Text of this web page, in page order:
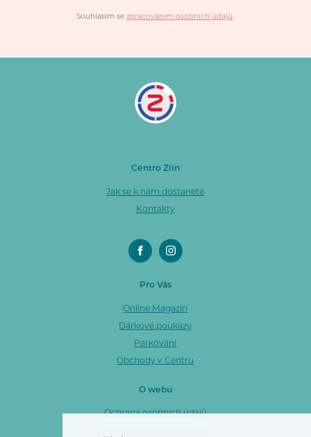
Souhlasím sezpracováním osobních údajů.
Centro Zlín
Jak se k nám dostanete
Kontakty
Pro Vás
Online Magazín
Dárkové poukazy
Parkování
Obchody v Centru
O webu
Ochrana osobních údajů